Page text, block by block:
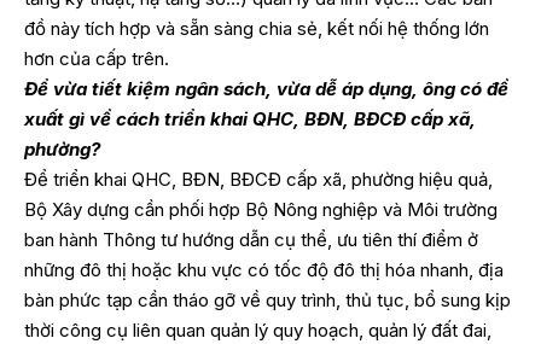
đồ này tích hợp và sẵn sàng chia sẻ, kết nối hệ thống lớn
hơn của cấp trên.
Để vừa tiết kiệm ngân sách, vừa dễ áp dụng, ông có đề
xuất gì về cách triển khai QHC, BĐN, BĐCĐ cấp xã,
phường?
Để triển khai QHC, BĐN, BĐCĐ cấp xã, phường hiệu quả,
Bộ Xây dựng cần phối hợp Bộ Nông nghiệp và Môi trường
ban hành Thông tư hướng dẫn cụ thể, ưu tiên thí điểm ở
những đô thị hoặc khu vực có tốc độ đô thị hóa nhanh, địa
bàn phức tạp cần tháo gỡ về quy trình, thủ tục, bổ sung kịp
thời công cụ liên quan quản lý quy hoạch, quản lý đất đai,